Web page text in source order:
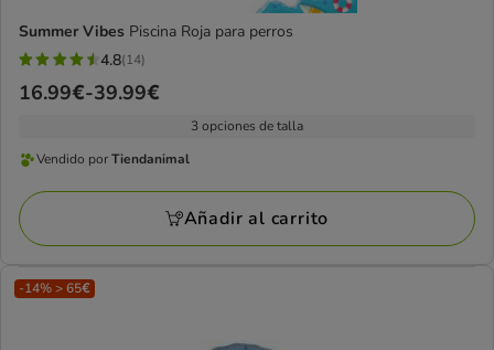
Summer Vibes Piscina Roja para perros
4.8
estrellas
14
4.8(14)
Precio
a
39.99€
16.99€-39.99€
3 opciones de talla
Vendido
por
Tiendanimal
Vendido porTiendanimal
Añadir al carrito
-14% > 65€